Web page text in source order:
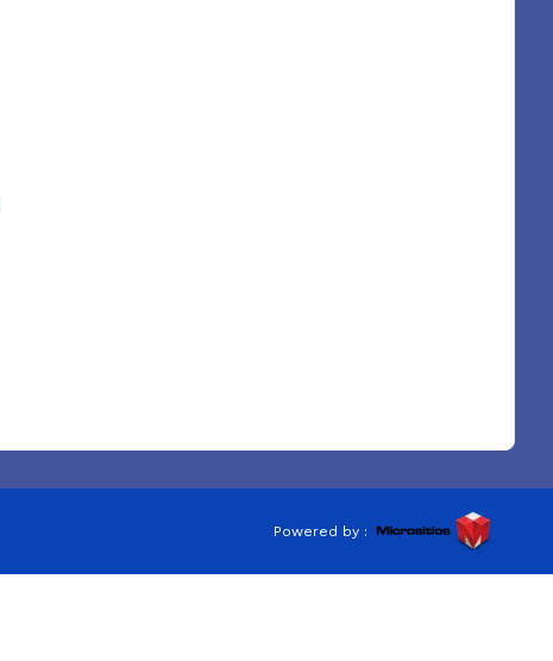
Powered by :